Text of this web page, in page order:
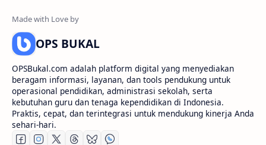
OPS BUKAL
OPSBukal.com adalah platform digital yang menyediakan
beragam informasi, layanan, dan tools pendukung untuk
operasional pendidikan, administrasi sekolah, serta
kebutuhan guru dan tenaga kependidikan di Indonesia.
Praktis, cepat, dan terintegrasi untuk mendukung kinerja Anda
sehari-hari.